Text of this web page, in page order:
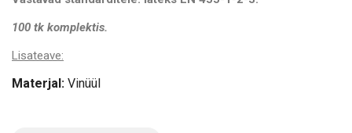
100 tk komplektis.
Lisateave:
Materjal: Vinüül